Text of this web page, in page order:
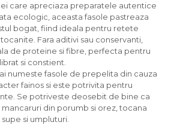
care apreciaza preparatele autentice
ecologic, aceasta fasole pastreaza
bogat, fiind ideala pentru retete
Fara aditivi sau conservanti,
de proteine si fibre, perfecta pentru
si constient.
numeste fasole de prepelita din cauza
fainos si este potrivita pentru
Se potriveste deosebit de bine ca
din porumb si orez, tocana
si umpluturi.